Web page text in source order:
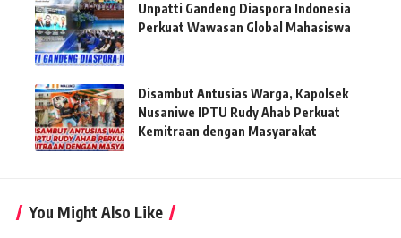
Unpatti Gandeng Diaspora Indonesia
Perkuat Wawasan Global Mahasiswa
Disambut Antusias Warga, Kapolsek
Nusaniwe IPTU Rudy Ahab Perkuat
Kemitraan dengan Masyarakat
You Might Also Like